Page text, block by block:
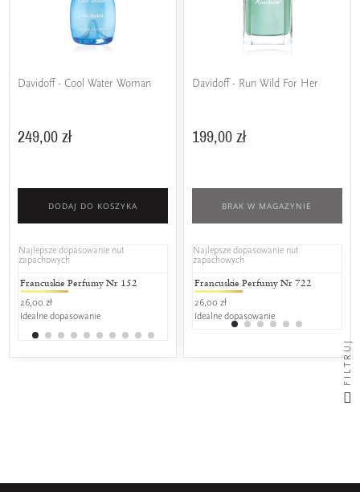
Davidoff - Cool Water Woman
249,00 zł
DODAJ DO KOSZYKA
Najlepsze dopasowanie nut
zapachowych
Francuskie Perfumy Nr 152
26,00 zł
Idealne dopasowanie
L'amour Premium 152
25,00 zł
Idealne dopasowanie
Davidoff - Run Wild For Her
199,00 zł
BRAK W MAGAZYNIE
Najlepsze dopasowanie nut
zapachowych
Francuskie Perfumy Nr 722
26,00 zł
Idealne dopasowanie
FILTRUJ